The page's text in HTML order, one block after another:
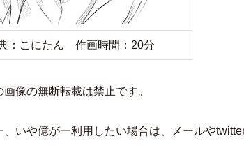
：こにたん 作画時間：20分
像の無断転載は禁止です。
、いや億が一利用したい場合は、メールや